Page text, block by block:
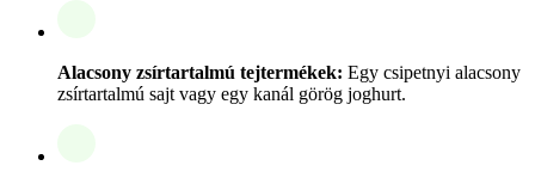
Alacsony zsírtartalmú tejtermékek: Egy csipetnyi alacsony
zsírtartalmú sajt vagy egy kanál görög joghurt.